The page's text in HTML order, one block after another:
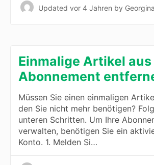
Updated vor 4 Jahren by
Einmalige Artikel aus
Abonnement
Müssen Sie einen einmaligen
den Sie nicht mehr benötigen?
unteren Schritten. Um Ihre
verwalten, benötigen Sie ein
Konto. 1. Melden Si…